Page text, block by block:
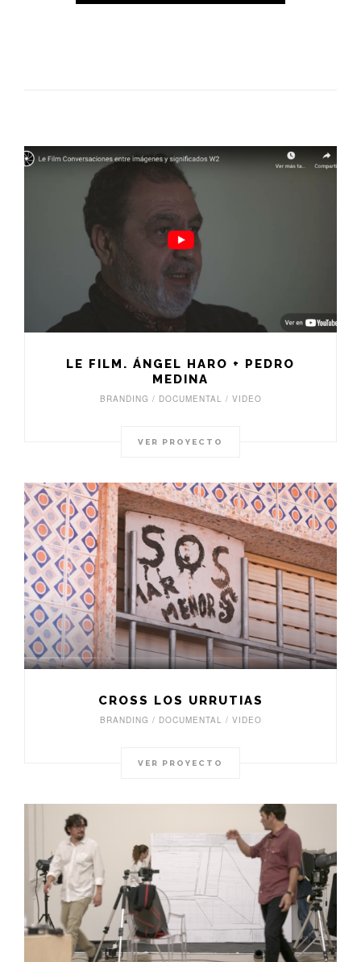
LE FILM. ÁNGEL HARO + PEDRO
MEDINA
BRANDING / DOCUMENTAL / VIDEO
VER PROYECTO
CROSS LOS URRUTIAS
BRANDING / DOCUMENTAL / VIDEO
VER PROYECTO